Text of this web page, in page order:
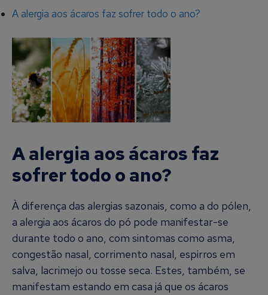
A alergia aos ácaros faz sofrer todo o ano?
A alergia aos ácaros faz
sofrer todo o ano?
À diferença das alergias sazonais, como a do pólen,
a alergia aos ácaros do pó pode manifestar-se
durante todo o ano, com sintomas como asma,
congestão nasal, corrimento nasal, espirros em
salva, lacrimejo ou tosse seca. Estes, também, se
manifestam estando em casa já que os ácaros